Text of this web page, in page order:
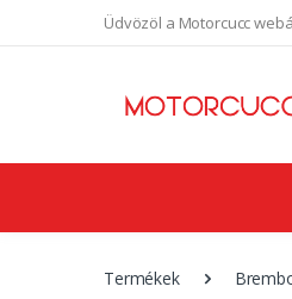
Üdvözöl a Motorcucc
Termékek